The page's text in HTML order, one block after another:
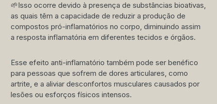
🌱Isso ocorre devido à presença de substâncias bioativas,
as quais têm a capacidade de reduzir a produção de
compostos pró-inflamatórios no corpo, diminuindo assim
a resposta inflamatória em diferentes tecidos e órgãos.
Esse efeito anti-inflamatório também pode ser benéfico
para pessoas que sofrem de dores articulares, como
artrite, e a aliviar desconfortos musculares causados por
lesões ou esforços físicos intensos.